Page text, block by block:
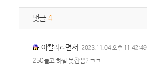
댓글 4
아칼리라면서 2023.11.04 오후 11:42:49
250들고 하힐 못잡음?ㅋㅋ